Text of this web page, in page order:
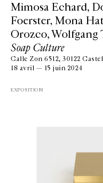
Mimosa Echard,
Foerster, Mona
Orozco, Wolfgang
Soap Culture
Calle Zon 6512, 30122
18 avril — 15 juin 2024
EXPOSITION